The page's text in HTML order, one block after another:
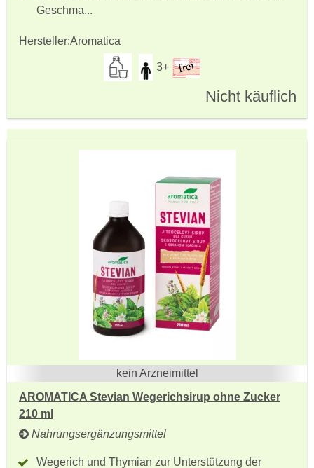
Geschma...
Hersteller:Aromatica
3+
Nicht käuflich
kein Arzneimittel
AROMATICA Stevian Wegerichsirup ohne Zucker
210 ml
Nahrungsergänzungsmittel
Wegerich und Thymian zur Unterstützung der